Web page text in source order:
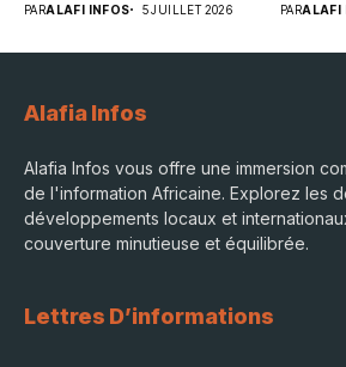
PARALAFI INFOS 5 JUILLET 2026 PARALAFI
Alafia Infos
Alafia Infos vous offre une immersion
de l'information Africaine. Explorez les
développements locaux et
couverture minutieuse et équilibrée.
Lettres D’informations